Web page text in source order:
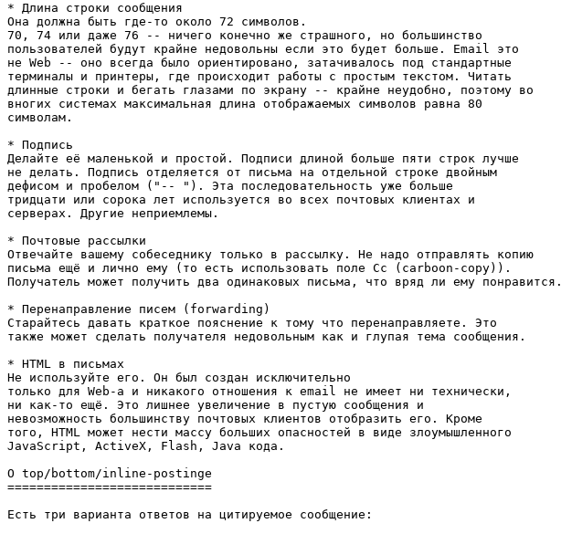
* Длина строки сообщения
Она должна быть где-то около 72 символов.
70, 74 или даже 76 -- ничего конечно же страшного, но большинство
пользователей будут крайне недовольны если это будет больше. Email это
не Web -- оно всегда было ориентировано, затачивалось под стандартные
терминалы и принтеры, где происходит работы с простым текстом. Читать
длинные строки и бегать глазами по экрану -- крайне неудобно, поэтому во
вногих системах максимальная длина отображаемых символов равна 80
символам.
* Подпись
Делайте её маленькой и простой. Подписи длиной больше пяти строк лучше
не делать. Подпись отделяется от письма на отдельной строке двойным
дефисом и пробелом ("-- "). Эта последовательность уже больше
тридцати или сорока лет используется во всех почтовых клиентах и
серверах. Другие неприемлемы.
* Почтовые рассылки
Отвечайте вашему собеседнику только в рассылку. Не надо отправлять копию
письма ещё и лично ему (то есть использовать поле Cc (carboon-copy)).
Получатель может получить два одинаковых письма, что вряд ли ему понравится.
* Перенаправление писем (forwarding)
Старайтесь давать краткое пояснение к тому что перенаправляете. Это
также может сделать получателя недовольным как и глупая тема сообщения.
* HTML в письмах
Не используйте его. Он был создан исключительно
только для Web-а и никакого отношения к email не имеет ни технически,
ни как-то ещё. Это лишнее увеличение в пустую сообщения и
невозможность большинству почтовых клиентов отобразить его. Кроме
того, HTML может нести массу больших опасностей в виде злоумышленного
JavaScript, ActiveX, Flash, Java кода.
О top/bottom/inline-postingе
============================
Есть три варианта ответов на цитируемое сообщение: